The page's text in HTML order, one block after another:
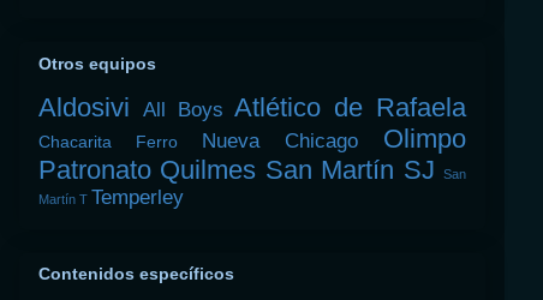
Otros equipos
Aldosivi All Boys Atlético de Rafaela
Chacarita Ferro Nueva Chicago
Olimpo
Patronato Quilmes San Martín SJ
San
Martín T Temperley
Contenidos específicos